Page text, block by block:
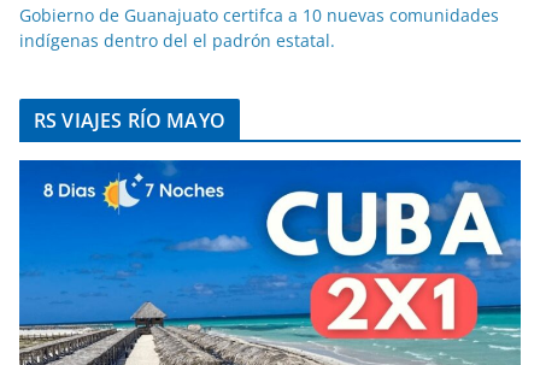
Gobierno de Guanajuato certifca a 10 nuevas comunidades
indígenas dentro del el padrón estatal.
RS VIAJES RÍO MAYO